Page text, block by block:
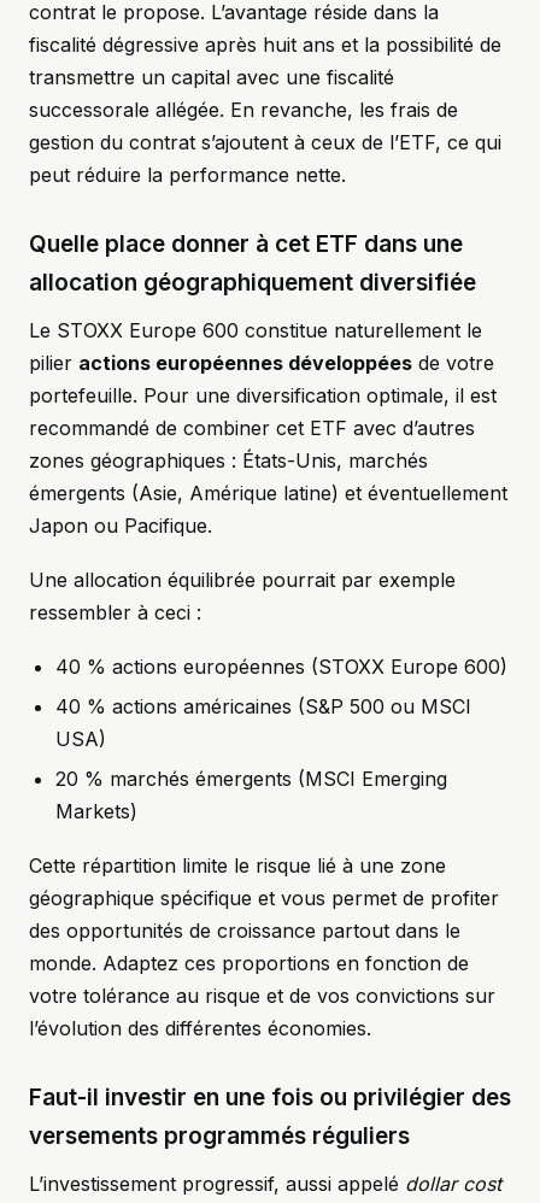
contrat le propose. L’avantage réside dans la
fiscalité dégressive après huit ans et la possibilité de
transmettre un capital avec une fiscalité
successorale allégée. En revanche, les frais de
gestion du contrat s’ajoutent à ceux de l’ETF, ce qui
peut réduire la performance nette.
Quelle place donner à cet ETF dans une
allocation géographiquement diversifiée
Le STOXX Europe 600 constitue naturellement le
pilier actions européennes développées de votre
portefeuille. Pour une diversification optimale, il est
recommandé de combiner cet ETF avec d’autres
zones géographiques : États-Unis, marchés
émergents (Asie, Amérique latine) et éventuellement
Japon ou Pacifique.
Une allocation équilibrée pourrait par exemple
ressembler à ceci :
40 % actions européennes (STOXX Europe 600)
40 % actions américaines (S&P 500 ou MSCI
USA)
20 % marchés émergents (MSCI Emerging
Markets)
Cette répartition limite le risque lié à une zone
géographique spécifique et vous permet de profiter
des opportunités de croissance partout dans le
monde. Adaptez ces proportions en fonction de
votre tolérance au risque et de vos convictions sur
l’évolution des différentes économies.
Faut-il investir en une fois ou privilégier des
versements programmés réguliers
L’investissement progressif, aussi appelé dollar cost